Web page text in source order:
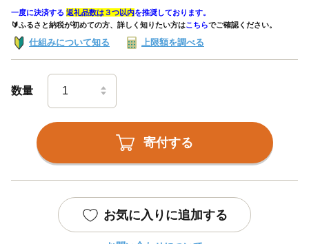
一度に決済する 返礼品数は３つ以内を推奨しております。
🔰ふるさと納税が初めての方、詳しく知りたい方はこちらでご確認ください。
仕組みについて知る 上限額を調べる
数量
寄付する
お気に入りに追加する